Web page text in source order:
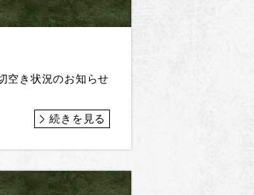
空き状況のお知らせ
続きを見る